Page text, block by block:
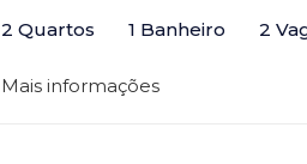
2 Quartos 1 Banheiro 2
Mais informações